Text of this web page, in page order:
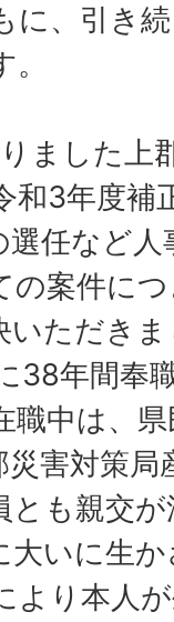
に、引き
ました上
和3年度補
任など
の案件に
いただき
38年間奉
中は、
害対策
とも親交
大いに生
より本人